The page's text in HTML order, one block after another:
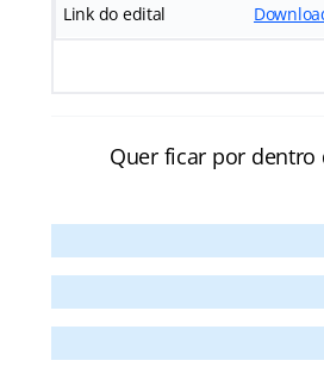
Link do edital
Quer ficar por dentro